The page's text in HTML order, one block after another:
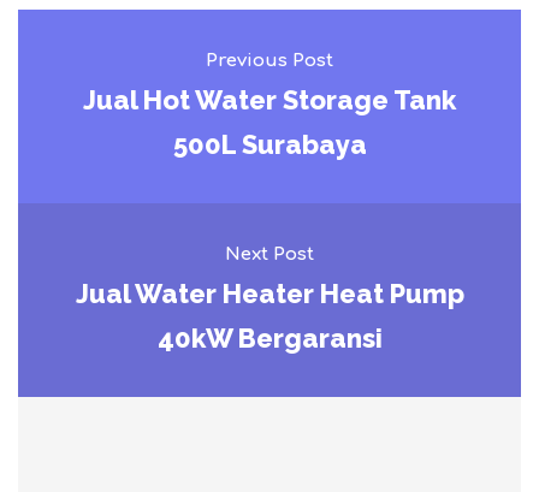
Previous Post
Jual Hot Water Storage Tank
500L Surabaya
Next Post
Jual Water Heater Heat Pump
40kW Bergaransi